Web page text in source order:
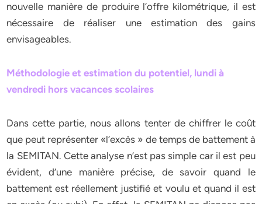
nouvelle manière de produire l’offre kilométrique, il est
nécessaire de réaliser une estimation des gains
envisageables.
Méthodologie et estimation du potentiel, lundi à
vendredi hors vacances scolaires
Dans cette partie, nous allons tenter de chiffrer le coût
que peut représenter «l’excès » de temps de battement à
la SEMITAN. Cette analyse n’est pas simple car il est peu
évident, d’une manière précise, de savoir quand le
battement est réellement justifié et voulu et quand il est